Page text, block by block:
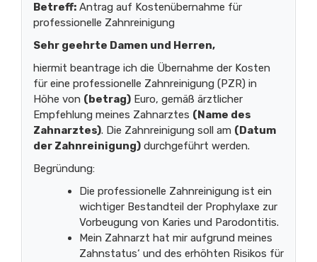
Betreff: Antrag auf Kostenübernahme für
professionelle Zahnreinigung
Sehr geehrte Damen und Herren,
hiermit beantrage ich die Übernahme der Kosten
für eine professionelle Zahnreinigung (PZR) in
Höhe von (betrag) Euro, gemäß ärztlicher
Empfehlung meines Zahnarztes (Name des
Zahnarztes). Die Zahnreinigung soll am (Datum
der Zahnreinigung) durchgeführt werden.
Begründung:
Die professionelle Zahnreinigung ist ein
wichtiger Bestandteil der Prophylaxe zur
Vorbeugung von Karies und Parodontitis.
Mein Zahnarzt hat mir aufgrund meines
Zahnstatus‘ und des erhöhten Risikos für